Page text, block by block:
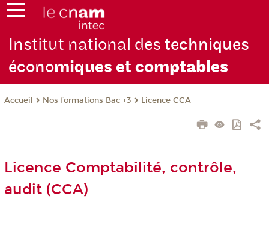
Institut national destechniques
économiques et comptables
Accueil Nos formations Bac +3 Licence CCA
Licence Comptabilité, contrôle,
audit (CCA)